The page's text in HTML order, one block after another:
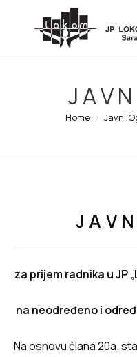
J A V
Home > Javni
J A V
za prijem radnika u JP
na neodređeno i
Na osnovu člana 20a.